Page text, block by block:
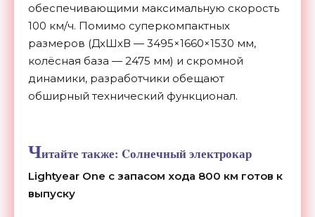
обеспечивающими максимальную скорость
100 км/ч. Помимо суперкомпактных
размеров (ДхШхВ — 3495×1660×1530 мм,
колёсная база — 2475 мм) и скромной
динамики, разработчики обещают
обширный технический функционал.
Читайте также: Cолнечный электрокар
Lightyear One с запасом хода 800 км готов к
выпуску